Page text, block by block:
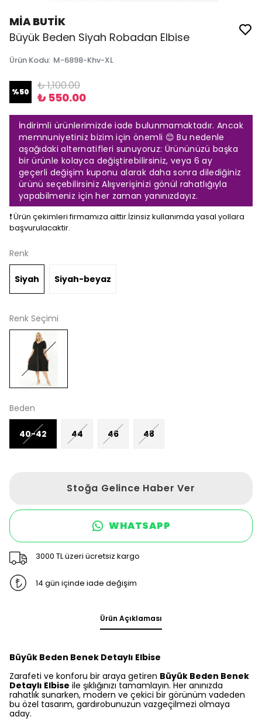
MİA BUTİK
Büyük Beden Siyah Robadan Elbise
Ürün Kodu: M-6898-Khv-XL
%50 ₺ 1,100.00
₺ 550.00
İndirimli ürünlerimizde iade bulunmamaktadır. Ancak
memnuniyetiniz bizim için önemli 😊 Bu nedenle
aşağıdaki alternatifleri sunuyoruz: Ürününüzü başka
bir ürünle kolayca değiştirebilirsiniz, veya 6 ay
geçerli değişim kuponu alarak daha sonra dilediğiniz
ürünü seçebilirsiniz Alışverişinizi gönül rahatlığıyla
yapabilmeniz için her zaman yanınızdayız.
❗️ Ürün çekimleri firmamıza aittir.İzinsiz kullanımda yasal yollara
başvurulacaktir.
Renk
Siyah Siyah-beyaz
Renk Seçimi
Beden
40-42 44 46 48
Stoğa Gelince Haber Ver
WHATSAPP
3000 TL üzeri ücretsiz kargo
14 gün içinde iade değişim
Ürün Açıklaması
Büyük Beden Benek Detaylı Elbise
Zarafeti ve konforu bir araya getiren Büyük Beden Benek
Detaylı Elbise ile şıklığınızı tamamlayın. Her anınızda
rahatlık sunarken, modern ve çekici bir görünüm vadeden
bu özel tasarım, gardırobunuzun vazgeçilmezi olmaya
aday.